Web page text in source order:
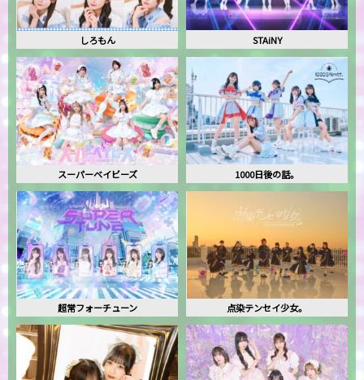
しろもん STAiNY
スーパーベイビーズ 1000日後の話。
超常フォーチューン 点染テンセイ少女。